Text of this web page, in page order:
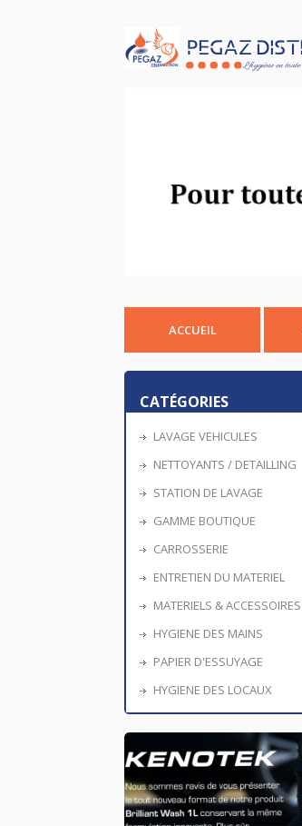
ACCUEIL
CATÉGORIES
LAVAGE VEHICULES
NETTOYANTS / DETAILLING
STATION DE LAVAGE
GAMME BOUTIQUE
CARROSSERIE
ENTRETIEN DU MATERIEL
MATERIELS & ACCESSOIRES
HYGIENE DES MAINS
PAPIER D'ESSUYAGE
HYGIENE DES LOCAUX